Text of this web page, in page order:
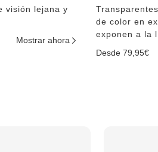
visión lejana y
Mostrar ahora
de color en
exponen a la
Desde 79,95€